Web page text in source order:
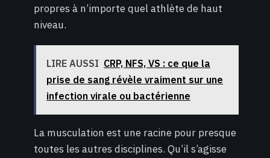
propres à n’importe quel athlète de haut
niveau.
LIRE AUSSI CRP, NFS, VS : ce que la
prise de sang révèle vraiment sur une
infection virale ou bactérienne
La musculation est une racine pour presque
toutes les autres disciplines. Qu’il s’agisse